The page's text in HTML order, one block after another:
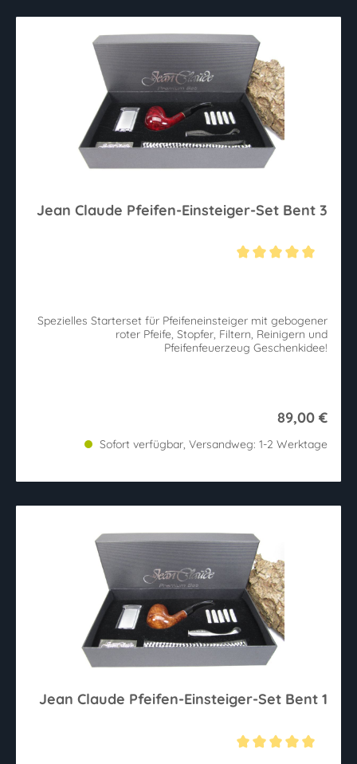
Jean Claude Pfeifen-Einsteiger-Set Bent 3
Spezielles Starterset für Pfeifeneinsteiger mit gebogener
roter Pfeife, Stopfer, Filtern, Reinigern und
Pfeifenfeuerzeug Geschenkidee!
89,00 €
Sofort verfügbar, Versandweg: 1-2 Werktage
Jean Claude Pfeifen-Einsteiger-Set Bent 1